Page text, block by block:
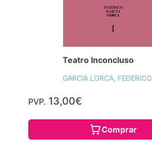
Teatro Inconcluso
GARCíA LORCA, FEDERICO
PVP. 13,00€
Comprar